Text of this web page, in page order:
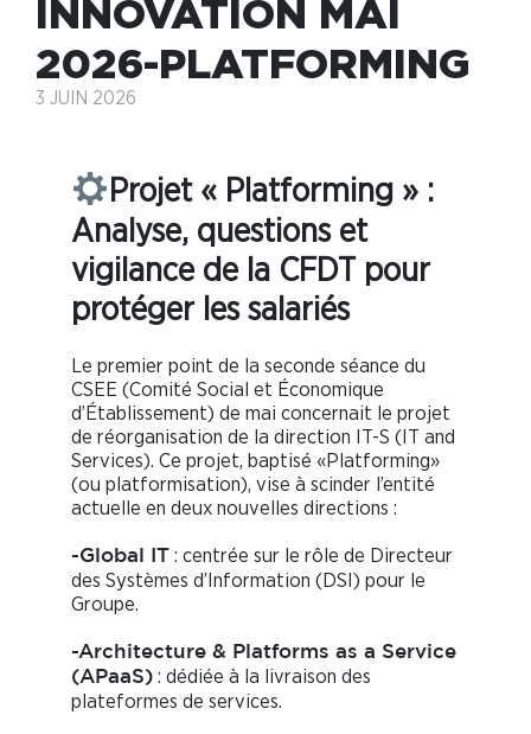
INNOVATION MAI
2026-PLATFORMING
3 JUIN 2026
Projet « Platforming » :
Analyse, questions et
vigilance de la CFDT pour
protéger les salariés
Le premier point de la seconde séance du
CSEE (Comité Social et Économique
d’Établissement) de mai concernait le projet
de réorganisation de la direction IT-S (IT and
Services). Ce projet, baptisé «Platforming»
(ou platformisation), vise à scinder l’entité
actuelle en deux nouvelles directions :
-Global IT : centrée sur le rôle de Directeur
des Systèmes d’Information (DSI) pour le
Groupe.
-Architecture & Platforms as a Service
(APaaS) : dédiée à la livraison des
plateformes de services.